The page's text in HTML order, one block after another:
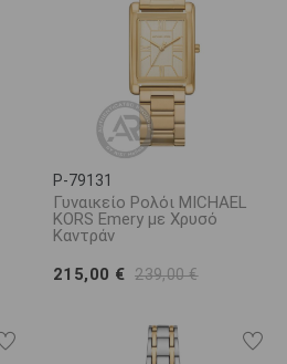
P-79131
Γυναικείο Ρολόι MICHAEL
KORS Emery με Χρυσό
Καντράν
215,00 € 239,00 €